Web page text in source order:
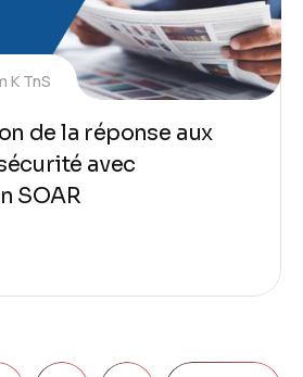
K TnS
de la réponse aux
avec
SOAR